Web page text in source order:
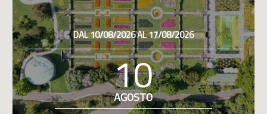
DAL 10/08/2026 AL 17/08/2026
10
AGOSTO